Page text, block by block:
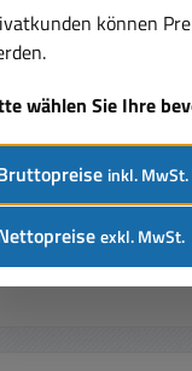
ROT
SCHWARZ
können
wählen Sie Ihre
inkl. MwSt.
exkl. MwSt.